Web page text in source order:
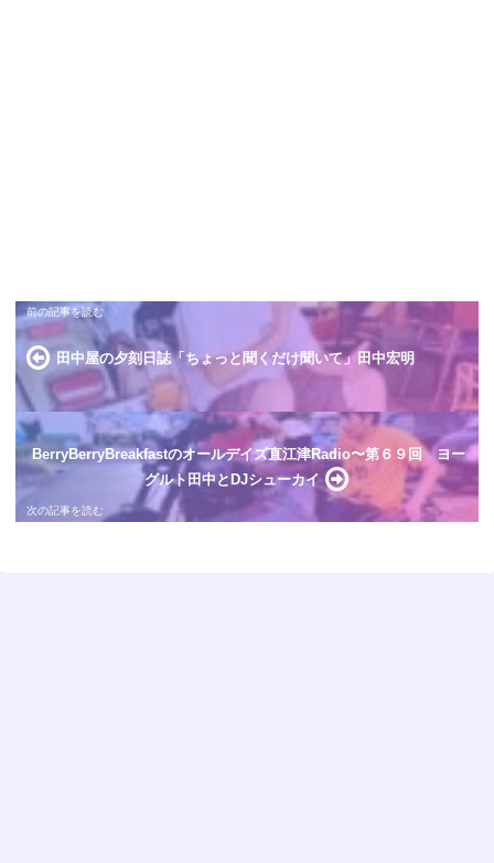
田中屋の夕刻日誌「ちょっと聞くだけ聞いて」田中宏明
BerryBerryBreakfastのオールデイズ直江津Radio〜第６９回 ヨー
グルト田中とDJシューカイ